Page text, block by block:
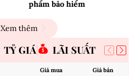
phẩm bảo hiểm
Xem thêm
TỶ GIÁ LÃI SUẤT
Giá mua Giá bán